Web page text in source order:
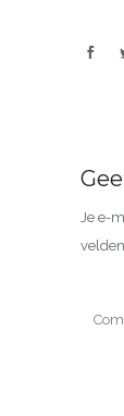
Je e-